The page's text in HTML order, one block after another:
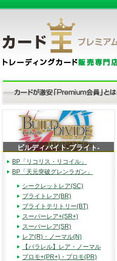
ビルディバイト-ブライト-
BP「リコリス・リコイル」
BP「天元突破グレンラガン」
シークレットレア(SC)
ブライトレア(BR)
ブライトテリトリー(BT)
スーパーレア+(SR+)
スーパーレア(SR)
レア(R)・ノーマル(N)
【パラレル】レア・ノーマル
プロモ+(PR+)・プロモ(PR)